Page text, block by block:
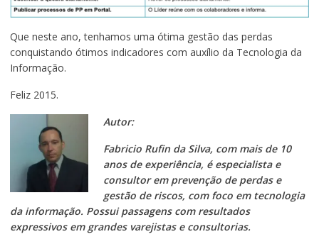
Que neste ano, tenhamos uma ótima gestão das perdas
conquistando ótimos indicadores com auxílio da Tecnologia da
Informação.
Feliz 2015.
Autor:
Fabricio Rufin da Silva, com mais de 10
anos de experiência, é especialista e
consultor em prevenção de perdas e
gestão de riscos, com foco em tecnologia
da informação. Possui passagens com resultados
expressivos em grandes varejistas e consultorias.